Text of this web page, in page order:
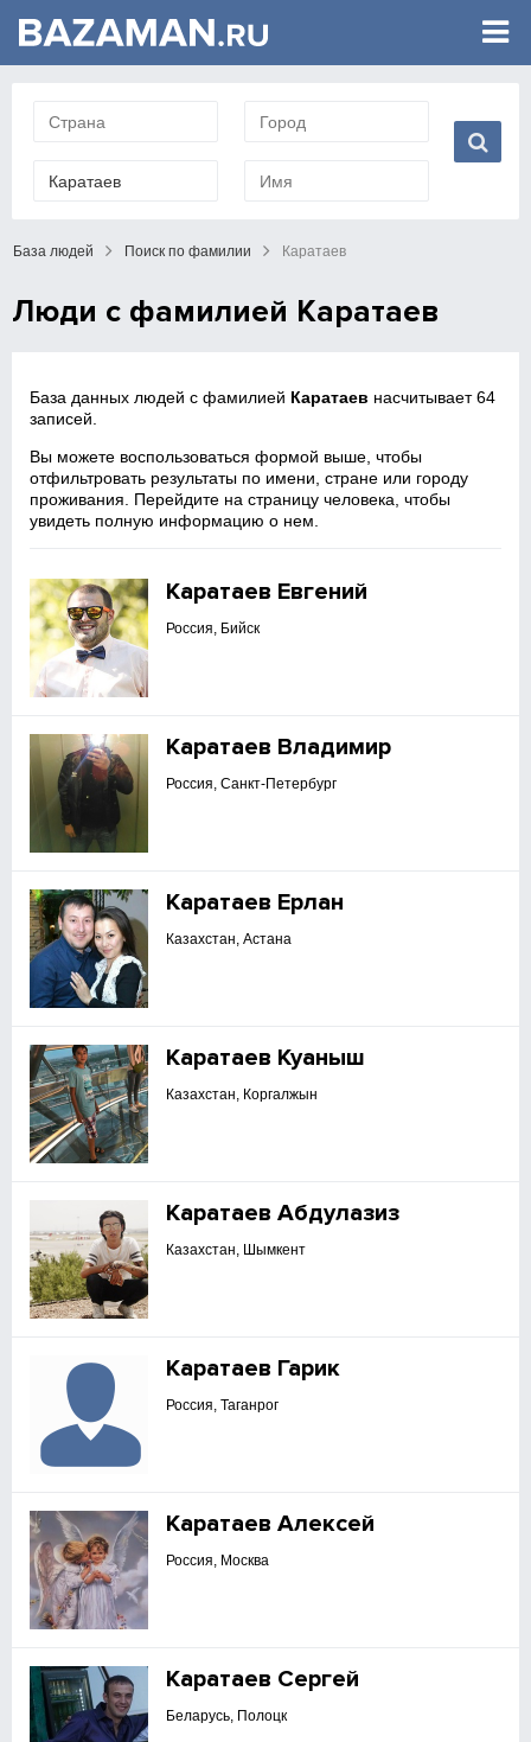
База людей Поиск по фамилии Каратаев
Люди с фамилией Каратаев
База данных людей с фамилией Каратаев насчитывает 64
записей.
Вы можете воспользоваться формой выше, чтобы
отфильтровать результаты по имени, стране или городу
проживания. Перейдите на страницу человека, чтобы
увидеть полную информацию о нем.
Каратаев Евгений
Россия, Бийск
Каратаев Владимир
Россия, Санкт-Петербург
Каратаев Ерлан
Казахстан, Астана
Каратаев Куаныш
Казахстан, Коргалжын
Каратаев Абдулазиз
Казахстан, Шымкент
Каратаев Гарик
Россия, Таганрог
Каратаев Алексей
Россия, Москва
Каратаев Сергей
Беларусь, Полоцк